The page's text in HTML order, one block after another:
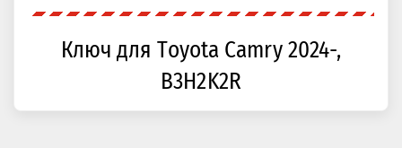
Ключ для Toyota Camry 2024-,
B3H2K2R